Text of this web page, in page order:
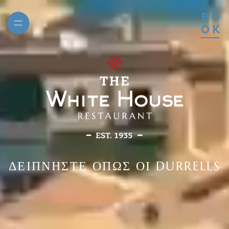
BO
OK
ΔΕΙΠΝΗΣΤΕ ΟΠΩΣ ΟΙ DURRELLS